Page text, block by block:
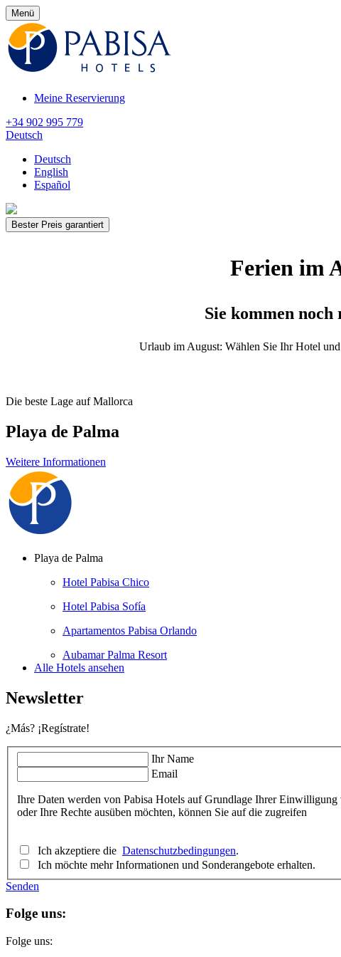
Menü
Meine Reservierung
+34 902 995 779
Deutsch
Deutsch
English
Español
Bester Preis garantiert
Ferien im
Sie kommen
Urlaub im August: Wählen Sie Ihr Hotel
Die beste Lage auf Mallorca
Playa de Palma
Weitere Informationen
Playa de Palma
Hotel Pabisa Chico
Hotel Pabisa Sofía
Apartamentos Pabisa Orlando
Aubamar Palma Resort
Alle Hotels ansehen
Newsletter
¿Más? ¡Regístrate!
Ihr Name
Email
Ihre Daten werden von Pabisa Hotels auf Grundlage Ihrer
oder Ihre Rechte ausüben möchten, können Sie auf die zugreifen
Datenschutzbedingungen.
Ich möchte mehr Informationen und Sonderangebote erhalten.
Senden
Folge uns:
Folge uns: